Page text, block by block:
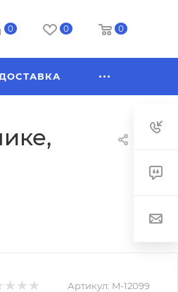
0 0 0
Артикул: M-12099